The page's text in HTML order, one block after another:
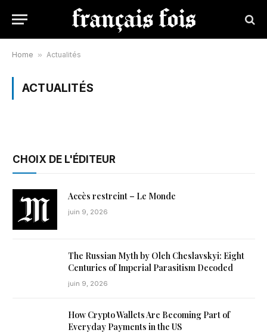
Home » Actualités
ACTUALITÉS
CHOIX DE L'ÉDITEUR
Accès restreint – Le Monde
juin 9, 2026
The Russian Myth by Oleh Cheslavskyi: Eight
Centuries of Imperial Parasitism Decoded
juin 9, 2026
How Crypto Wallets Are Becoming Part of
Everyday Payments in the US